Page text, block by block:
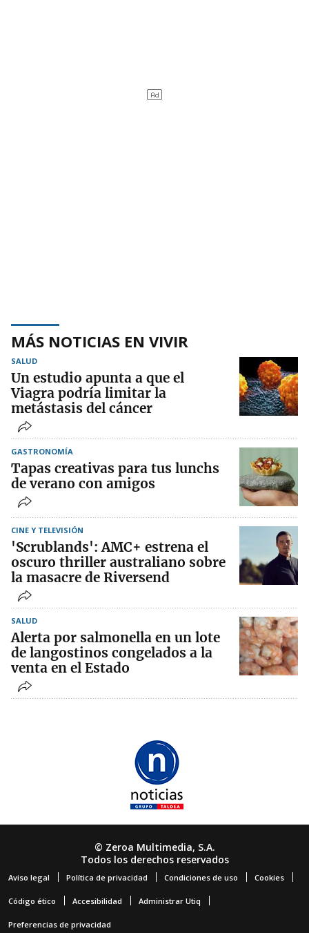
MÁS NOTICIAS EN VIVIR
SALUD
Un estudio apunta a que el
Viagra podría limitar la
metástasis del cáncer
GASTRONOMÍA
Tapas creativas para tus lunchs
de verano con amigos
CINE Y TELEVISIÓN
'Scrublands': AMC+ estrena el
oscuro thriller australiano sobre
la masacre de Riversend
SALUD
Alerta por salmonella en un lote
de langostinos congelados a la
venta en el Estado
© Zeroa Multimedia, S.A.
Todos los derechos reservados
Aviso legal Política de privacidad Condiciones de uso Cookies
Código ético Accesibilidad Administrar Utiq
Preferencias de privacidad